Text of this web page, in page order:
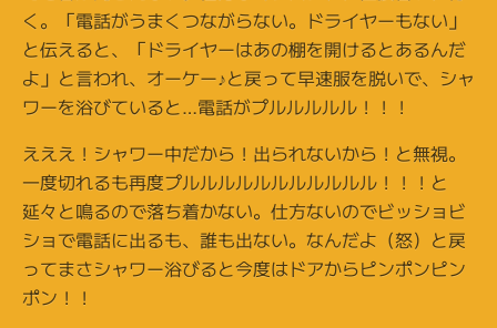
く。「電話がうまくつながらない。ドライヤーもない」
と伝えると、「ドライヤーはあの棚を開けるとあるんだ
よ」と言われ、オーケー♪と戻って早速服を脱いで、シャ
ワーを浴びていると…電話がプルルルルル！！！
えええ！シャワー中だから！出られないから！と無視。
一度切れるも再度プルルルルルルルルルルル！！！と
延々と鳴るので落ち着かない。仕方ないのでビッショビ
ショで電話に出るも、誰も出ない。なんだよ（怒）と戻
ってまさシャワー浴びると今度はドアからピンポンピン
ポン！！